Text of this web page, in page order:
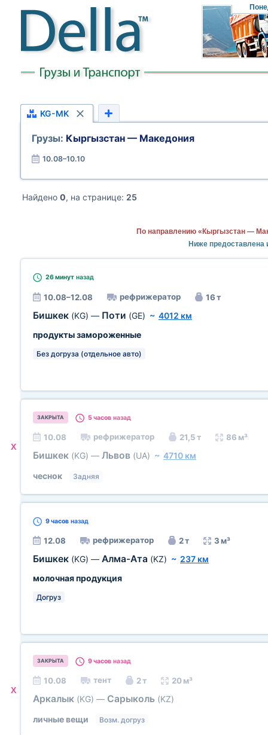
KG-MK
Грузы: Кыргызстан — Македония
10.08–10.10
Найдено 0, на странице: 25
По направлению «Кыргызстан —
Ниже
26 минут назад
10.08–12.08 рефрижератор 16 т
Бишкек (KG) — Поти (GE) ~ 4012 км
продукты замороженные
Без догруза (отдельное авто)
X
ЗАКРЫТА 5 часов назад
10.08 рефрижератор 21,5 т 86 м³
Бишкек (KG) — Львов (UA) ~ 4710 км
чеснок
Задняя
9 часов назад
12.08 рефрижератор 2 т 3 м³
Бишкек (KG) — Алма-Ата (KZ) ~ 237 км
молочная продукция
Догруз
X
ЗАКРЫТА 9 часов назад
10.08 тент 2 т 20 м³
Аркалык (KG) — Сарыколь (KZ)
личные вещи
Возм. догруз